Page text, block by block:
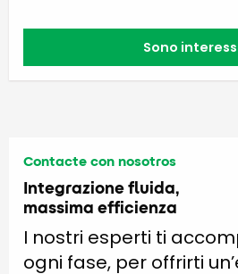
Sono
Contacte con nosotros
Integrazione fluida,
massima efficienza
I nostri esperti ti
ogni fase, per offrirti